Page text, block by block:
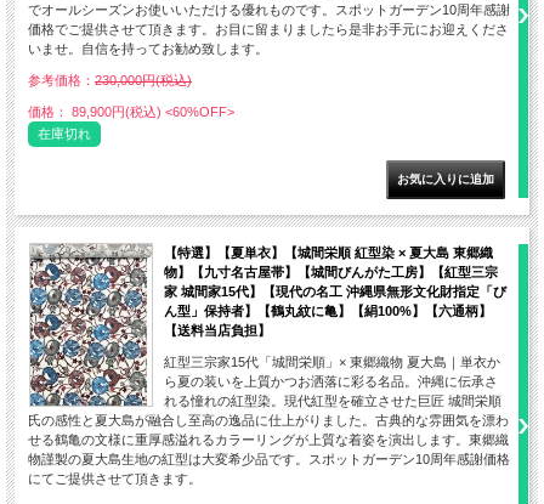
でオールシーズンお使いいただける優れものです。スポットガーデン10周年感謝
価格でご提供させて頂きます。お目に留まりましたら是非お手元にお迎えくださ
いませ。自信を持ってお勧め致します。
参考価格： 230,000円(税込)
価格： 89,900円(税込) <60%OFF>
在庫切れ
【特選】【夏単衣】【城間栄順 紅型染 × 夏大島 東郷織
物】【九寸名古屋帯】【城間びんがた工房】【紅型三宗
家 城間家15代】【現代の名工 沖縄県無形文化財指定「び
ん型」保持者】【鶴丸紋に亀】【絹100%】【六通柄】
【送料当店負担】
紅型三宗家15代「城間栄順」× 東郷織物 夏大島｜単衣か
ら夏の装いを上質かつお洒落に彩る名品。沖縄に伝承さ
れる憧れの紅型染。現代紅型を確立させた巨匠 城間栄順
氏の感性と夏大島が融合し至高の逸品に仕上がりました。古典的な雰囲気を漂わ
せる鶴亀の文様に重厚感溢れるカラーリングが上質な着姿を演出します。東郷織
物謹製の夏大島生地の紅型は大変希少品です。スポットガーデン10周年感謝価格
にてご提供させて頂きます。